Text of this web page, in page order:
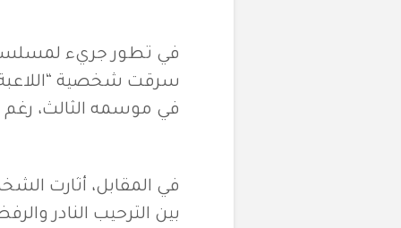
في تطور جريء لمسلسل
في موسمه الثالث،
في المقابل، أثارت
بين الترحيب النادر